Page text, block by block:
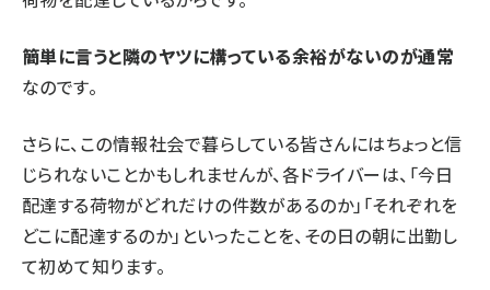
簡単に言うと隣のヤツに構っている余裕がないのが通常
なのです。
さらに、この情報社会で暮らしている皆さんにはちょっと信
じられないことかもしれませんが、各ドライバーは、「今日
配達する荷物がどれだけの件数があるのか」「それぞれを
どこに配達するのか」といったことを、その日の朝に出勤し
て初めて知ります。